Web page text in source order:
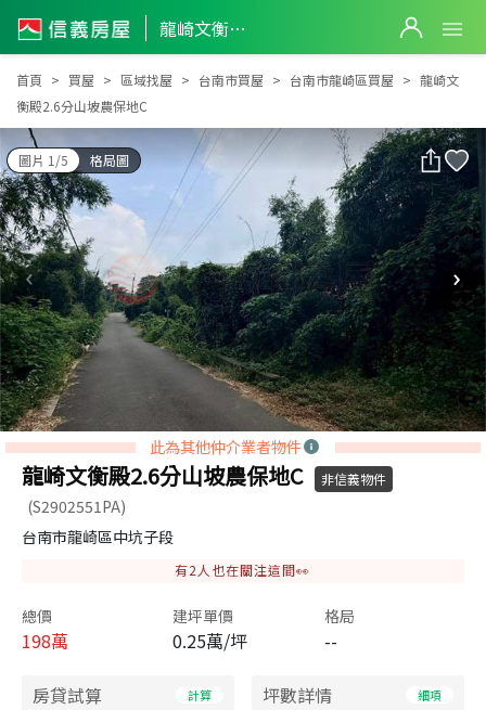
龍崎文衡殿2.6分山坡農保地C
龍崎文衡殿2.6分山坡農保地C
首頁 買屋 區域找屋 台南市買屋 台南市龍崎區買屋
龍崎文
衡殿2.6分山坡農保地C
圖片 1/5 格局圖
此為其他仲介業者物件
龍崎文衡殿2.6分山坡農保地C 非信義物件
(S2902551PA)
台南市龍崎區中坑子段
有2 人也在關注這間👀
總價
198萬
建坪單價
0.25萬/坪
格局
--
房貸試算 計算 坪數詳情 細項